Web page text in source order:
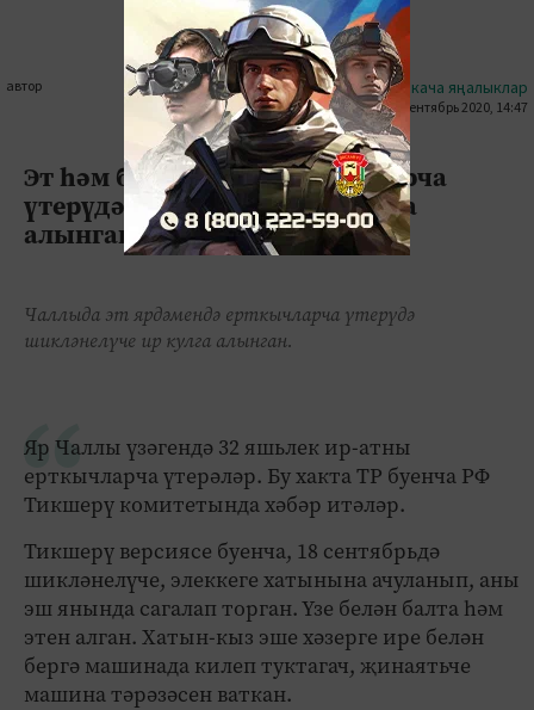
автор #кыскача яңалыклар
19 сентябрь 2020, 14:47
1821
0 0
Эт һәм балта белән ерткычларча
үтерүдә шикләнелүче ир кулга
алынган
Чаллыда эт ярдәмендә ерткычларча үтерүдә
шикләнелүче ир кулга алынган.
Яр Чаллы үзәгендә 32 яшьлек ир-атны
ерткычларча үтерәләр. Бу хакта ТР буенча РФ
Тикшерү комитетында хәбәр итәләр.
Тикшерү версиясе буенча, 18 сентябрьдә
шикләнелүче, элеккеге хатынына ачуланып, аны
эш янында сагалап торган. Үзе белән балта һәм
этен алган. Хатын-кыз эше хәзерге ире белән
бергә машинада килеп туктагач, җинаятьче
машина тәрәзәсен ваткан.